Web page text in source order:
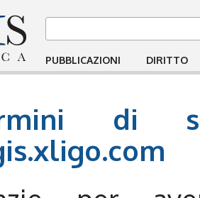
PUBBLICAZIONI DIRITTO
di